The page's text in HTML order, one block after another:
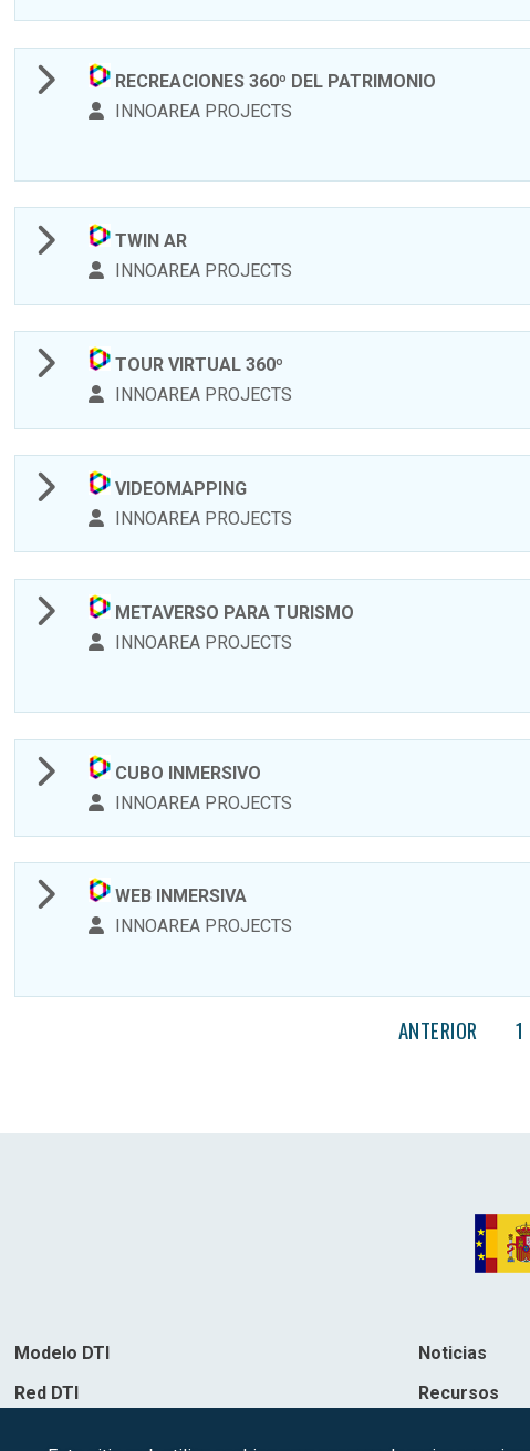
RECREACIONES 360º DEL PATRIMONIO
INNOAREA PROJECTS
TWIN AR
INNOAREA PROJECTS
TOUR VIRTUAL 360º
INNOAREA PROJECTS
VIDEOMAPPING
INNOAREA PROJECTS
METAVERSO PARA TURISMO
INNOAREA PROJECTS
CUBO INMERSIVO
INNOAREA PROJECTS
WEB INMERSIVA
INNOAREA PROJECTS
ANTERIOR 1
Modelo DTI
Red DTI
Noticias
Recursos